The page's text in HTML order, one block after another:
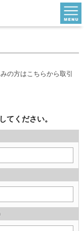
の方はこちらから取引
てください。